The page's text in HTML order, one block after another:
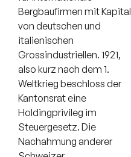
Bergbaufirmen mit Kapital
von deutschen und
italienischen
Grossindustriellen. 1921,
also kurz nach dem 1.
Weltkrieg beschloss der
Kantonsrat eine
Holdingprivileg im
Steuergesetz. Die
Nachahmung anderer